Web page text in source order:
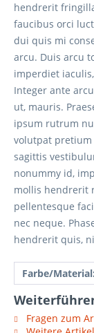
hendrerit
faucibus orci
dui quis mi
arcu. Duis arcu
imperdiet
Integer ante
ut, mauris.
ipsum rutrum
volutpat pretium
sagittis
nonummy id,
mollis hendrerit
pellentesque
nec neque.
hendrerit quis,
Farbe/Material:
Fragen zum